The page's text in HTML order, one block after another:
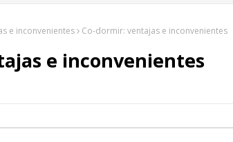
e inconvenientes Co-dormir: ventajas e inconvenientes
e inconvenientes